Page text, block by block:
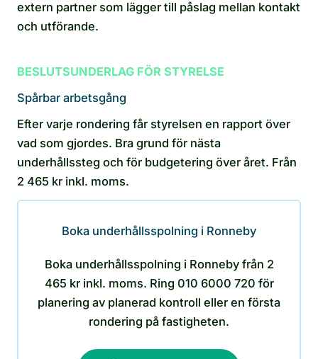
extern partner som lägger till påslag mellan kontakt
och utförande.
BESLUTSUNDERLAG FÖR STYRELSE
Spårbar arbetsgång
Efter varje rondering får styrelsen en rapport över
vad som gjordes. Bra grund för nästa
underhållssteg och för budgetering över året. Från
2 465 kr inkl. moms.
Boka underhållsspolning i Ronneby
Boka underhållsspolning i Ronneby från 2
465 kr inkl. moms. Ring 010 6000 720 för
planering av planerad kontroll eller en första
rondering på fastigheten.